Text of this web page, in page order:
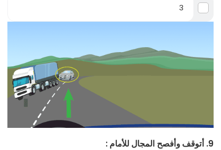
3
9. أتوقف وأفصح المجال للأمام :